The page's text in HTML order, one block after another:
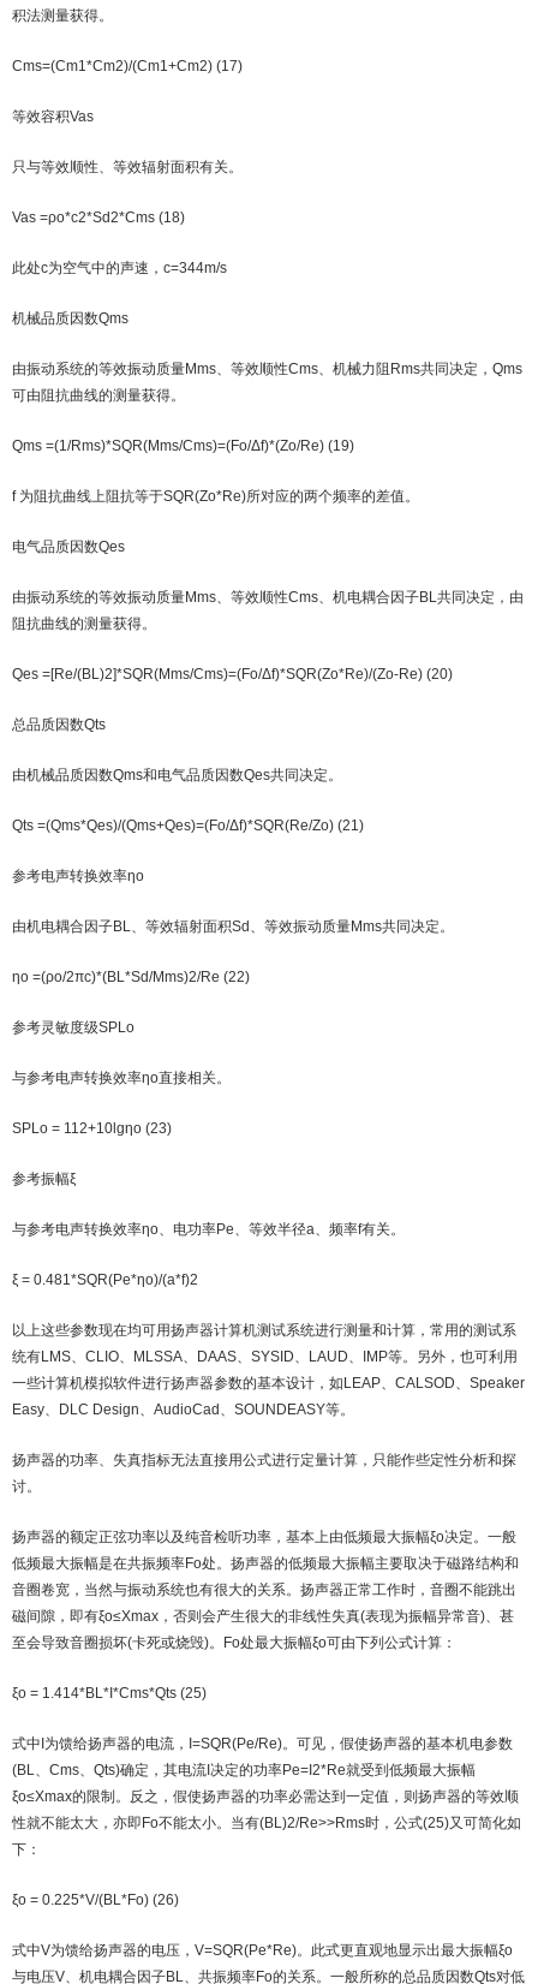
积法测量获得。
Cms=(Cm1*Cm2)/(Cm1+Cm2) (17)
等效容积Vas
只与等效顺性、等效辐射面积有关。
Vas =ρo*c2*Sd2*Cms (18)
此处c为空气中的声速，c=344m/s
机械品质因数Qms
由振动系统的等效振动质量Mms、等效顺性Cms、机械力阻Rms共同决定，Qms
可由阻抗曲线的测量获得。
Qms =(1/Rms)*SQR(Mms/Cms)=(Fo/Δf)*(Zo/Re) (19)
f 为阻抗曲线上阻抗等于SQR(Zo*Re)所对应的两个频率的差值。
电气品质因数Qes
由振动系统的等效振动质量Mms、等效顺性Cms、机电耦合因子BL共同决定，由
阻抗曲线的测量获得。
Qes =[Re/(BL)2]*SQR(Mms/Cms)=(Fo/Δf)*SQR(Zo*Re)/(Zo-Re) (20)
总品质因数Qts
由机械品质因数Qms和电气品质因数Qes共同决定。
Qts =(Qms*Qes)/(Qms+Qes)=(Fo/Δf)*SQR(Re/Zo) (21)
参考电声转换效率ηo
由机电耦合因子BL、等效辐射面积Sd、等效振动质量Mms共同决定。
ηo =(ρo/2πc)*(BL*Sd/Mms)2/Re (22)
参考灵敏度级SPLo
与参考电声转换效率ηo直接相关。
SPLo = 112+10lgηo (23)
参考振幅ξ
与参考电声转换效率ηo、电功率Pe、等效半径a、频率f有关。
ξ = 0.481*SQR(Pe*ηo)/(a*f)2
以上这些参数现在均可用扬声器计算机测试系统进行测量和计算，常用的测试系
统有LMS、CLIO、MLSSA、DAAS、SYSID、LAUD、IMP等。另外，也可利用
一些计算机模拟软件进行扬声器参数的基本设计，如LEAP、CALSOD、Speaker
Easy、DLC Design、AudioCad、SOUNDEASY等。
扬声器的功率、失真指标无法直接用公式进行定量计算，只能作些定性分析和探
讨。
扬声器的额定正弦功率以及纯音检听功率，基本上由低频最大振幅ξo决定。一般
低频最大振幅是在共振频率Fo处。扬声器的低频最大振幅主要取决于磁路结构和
音圈卷宽，当然与振动系统也有很大的关系。扬声器正常工作时，音圈不能跳出
磁间隙，即有ξo≤Xmax，否则会产生很大的非线性失真(表现为振幅异常音)、甚
至会导致音圈损坏(卡死或烧毁)。Fo处最大振幅ξo可由下列公式计算：
ξo = 1.414*BL*I*Cms*Qts (25)
式中I为馈给扬声器的电流，I=SQR(Pe/Re)。可见，假使扬声器的基本机电参数
(BL、Cms、Qts)确定，其电流I决定的功率Pe=I2*Re就受到低频最大振幅
ξo≤Xmax的限制。反之，假使扬声器的功率必需达到一定值，则扬声器的等效顺
性就不能太大，亦即Fo不能太小。当有(BL)2/Re>>Rms时，公式(25)又可简化如
下：
ξo = 0.225*V/(BL*Fo) (26)
式中V为馈给扬声器的电压，V=SQR(Pe*Re)。此式更直观地显示出最大振幅ξo
与电压V、机电耦合因子BL、共振频率Fo的关系。一般所称的总品质因数Qts对低